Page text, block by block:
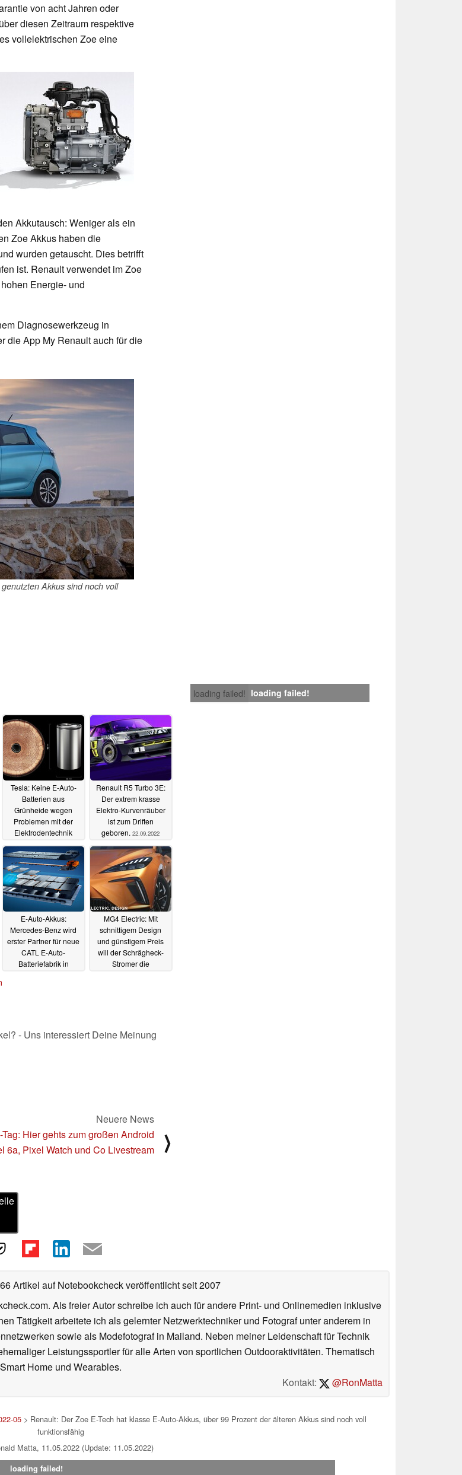
von acht Jahren oder
diesen Zeitraum respektive
vollelektrischen Zoe eine
Akkutausch: Weniger als ein
Zoe Akkus haben die
wurden getauscht. Dies betrifft
ist. Renault verwendet im Zoe
Energie- und
Diagnosewerkzeug in
die App My Renault auch für die
Akkus sind noch voll
loading failed! loading failed!
Tesla: Keine E-Auto-
Batterien aus
Grünheide wegen
Problemen mit der
Elektrodentechnik
16.10.2022
Renault R5 Turbo 3E:
Der extrem krasse
Elektro-Kurvenräuber
ist zum Driften
geboren. 22.09.2022
E-Auto-Akkus:
Mercedes-Benz wird
erster Partner für neue
CATL E-Auto-
Batteriefabrik in
MG4 Electric: Mit
schnittigem Design
und günstigem Preis
will der Schrägheck-
Stromer die
- Uns interessiert Deine Meinung
Neuere News
Hier gehts zum großen Android
6a, Pixel Watch und Co Livestream
⟩
Artikel auf Notebookcheck veröffentlichtseit 2007
Als freier Autor schreibe ich auch für andere Print- und Onlinemedien inklusive
Tätigkeit arbeitete ich als gelernter Netzwerktechniker und Fotograf unter anderem in
sowie als Modefotograf in Mailand. Neben meiner Leidenschaft für Technik
Leistungssportler für alle Arten von sportlichen Outdooraktivitäten. Thematisch
Home und Wearables.
Kontakt:
@RonMatta
05> Renault: Der Zoe E-Tech hat klasse E-Auto-Akkus, über 99 Prozent der älteren Akkus sind noch voll
funktionsfähig
Matta, 11.05.2022 (Update: 11.05.2022)
loading failed!